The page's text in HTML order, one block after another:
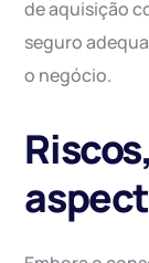
de aquisição
seguro
o negócio.